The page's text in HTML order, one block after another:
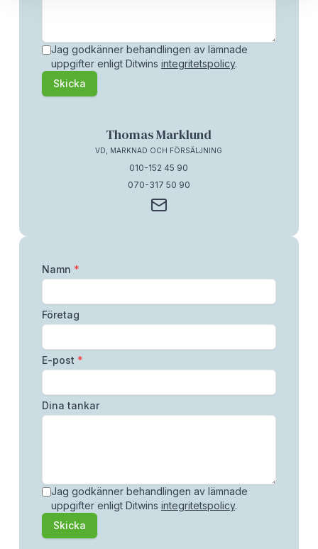
Jag godkänner behandlingen av lämnade
uppgifter enligt Ditwins integritetspolicy.
Skicka
Thomas Marklund
VD, MARKNAD OCH FÖRSÄLJNING
010-152 45 90
070-317 50 90
Namn *
Företag
E-post *
Dina tankar
Jag godkänner behandlingen av lämnade
uppgifter enligt Ditwins integritetspolicy.
Skicka